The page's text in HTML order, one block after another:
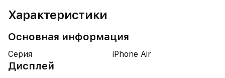
Характеристики
Основная информация
Серия iPhone Air
Дисплей